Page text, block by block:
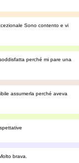
Sono contento e vi
perché mi pare una
assumerla perché aveva
brava.